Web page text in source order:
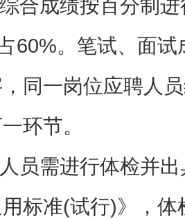
成绩按百分制进
60%。笔试、面
同一岗位应聘人
环节。
需进行体检并出
标准(试行)》，